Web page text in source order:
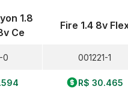
1.8
Ce
0
Fire 1.4 8v
001221-1
R$ 30.465